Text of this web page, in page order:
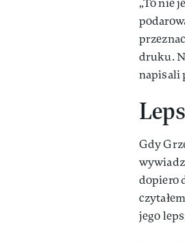
„To nie
druku.
napisali
Gdy
dopiero
jego